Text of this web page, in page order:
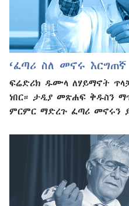
‘ፈጣሪ ስለ መኖሩ እርግጠኛ
ፍሬድሪክ ዱሙላ ለሃይማኖት
ነበር። ታዲያ መጽሐፍ ቅዱስን
ምርምር ማድረጉ ፈጣሪ መኖሩን